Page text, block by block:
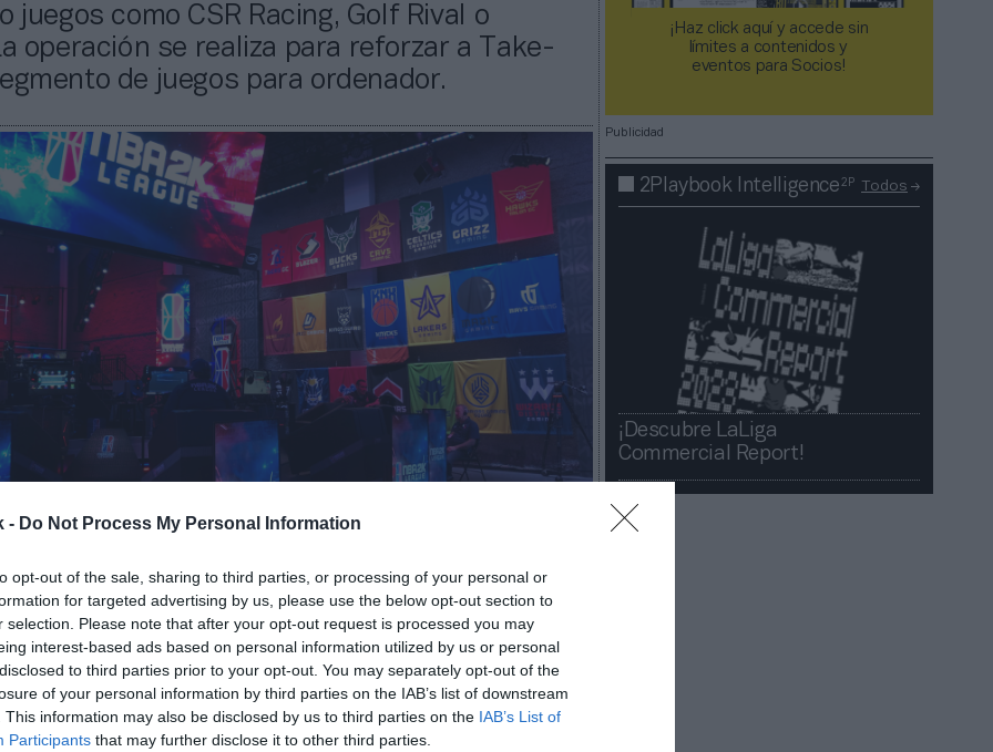
- Do Not Process My Personal Information
opt-out of the sale, sharing to third parties, or processing of your personal or
for targeted advertising by us, please use the below opt-out section to
selection. Please note that after your opt-out request is processed you may
interest-based ads based on personal information utilized by us or personal
to third parties prior to your opt-out. You may separately opt-out of the
of your personal information by third parties on the IAB’s list of downstream
This information may also be disclosed by us to third parties on the IAB’s List of
Participants that may further disclose it to other third parties.
juegos como CSR Racing, Golf Rival o
operación se realiza para reforzar a Take-
de juegos para ordenador.
Guardar Me gusta
2K compra el desarrollador Zynga.Take-Two Interactive ha
por 12.700 millones de dólares(11.192 millones de
anunciado la compañía en un comunicado. Zynga se
¡Haz click aquí y accede sin
límites a contenidos y
eventos para Socios!​​​​​​​
Publicidad
2Playbook Intelligence2P Todos
¡Descubre LaLiga
Commercial Report!​​